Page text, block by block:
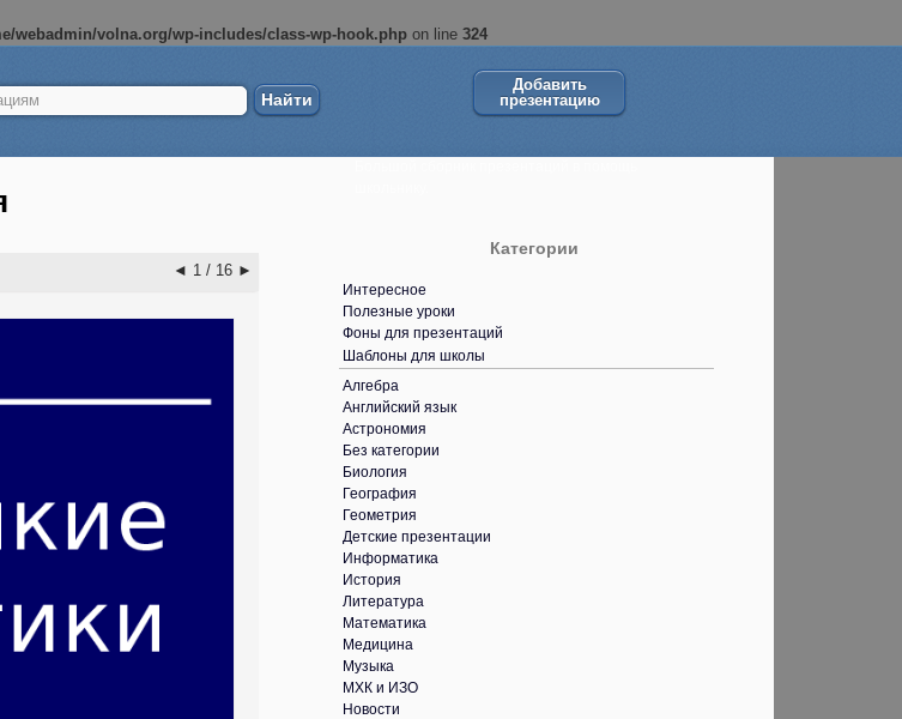
webadmin/volna.org/wp-includes/class-wp-hook.php on line 324
Добавить
презентацию
◄ 1 / 16 ►
Категории
Интересное
Полезные уроки
Фоны для презентаций
Шаблоны для школы
Алгебра
Английский язык
Астрономия
Без категории
Биология
География
Геометрия
Детские презентации
Информатика
История
Литература
Математика
Медицина
Музыка
МХК и ИЗО
Новости